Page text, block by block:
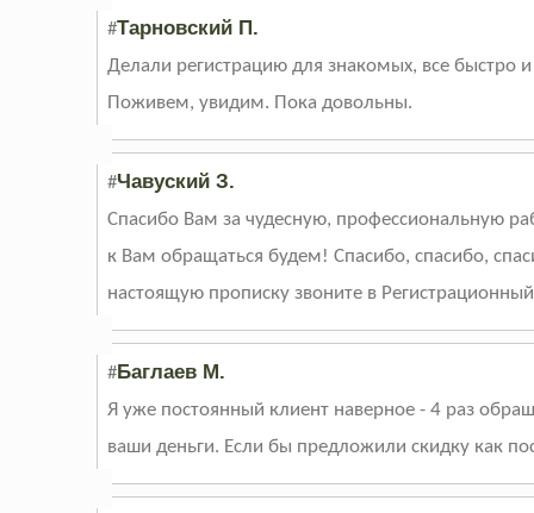
#Тарновский П.
Делали регистрацию для знакомых, все
Поживем, увидим. Пока довольны.
#Чавуский З.
Спасибо Вам за чудесную, профессиональную
к Вам обращаться будем! Спасибо, спасибо,
настоящую прописку звоните в
#Баглаев М.
Я уже постоянный клиент наверное - 4 раз
ваши деньги. Если бы предложили скидку как